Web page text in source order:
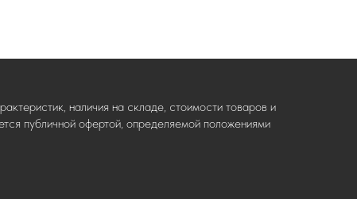
наличия на складе, стоимости товаров и
публичной офертой, определяемой положениями